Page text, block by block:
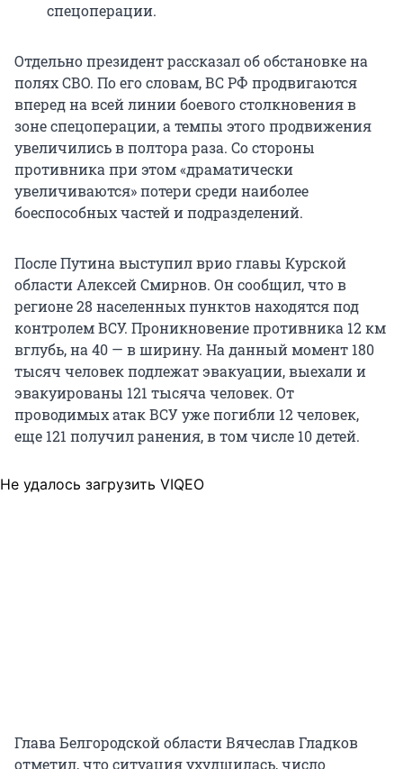
спецоперации.
Отдельно президент рассказал об обстановке на
полях СВО. По его словам, ВС РФ продвигаются
вперед на всей линии боевого столкновения в
зоне спецоперации, а темпы этого продвижения
увеличились в полтора раза. Со стороны
противника при этом «драматически
увеличиваются» потери среди наиболее
боеспособных частей и подразделений.
После Путина выступил врио главы Курской
области Алексей Смирнов. Он сообщил, что в
регионе 28 населенных пунктов находятся под
контролем ВСУ. Проникновение противника 12 км
вглубь, на 40 — в ширину. На данный момент 180
тысяч человек подлежат эвакуации, выехали и
эвакуированы 121 тысяча человек. От
проводимых атак ВСУ уже погибли 12 человек,
еще 121 получил ранения, в том числе 10 детей.
Не удалось загрузить VIQEO
Глава Белгородской области Вячеслав Гладков
отметил, что ситуация ухудшилась, число